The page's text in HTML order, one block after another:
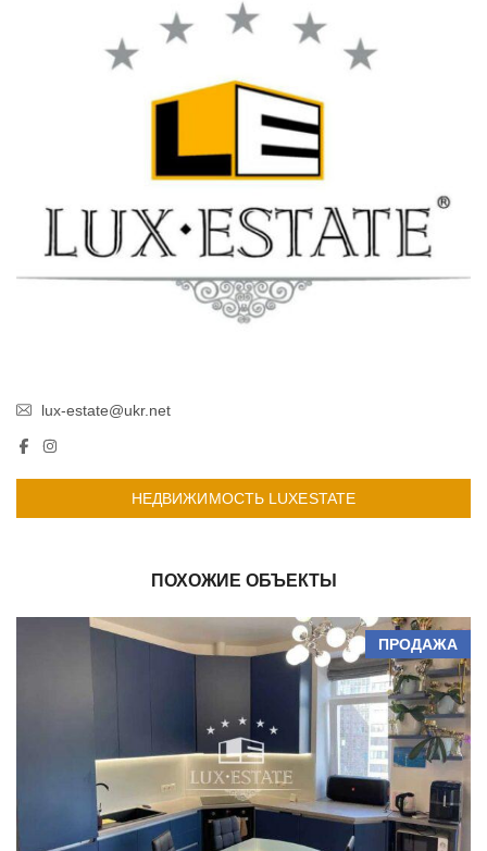
lux-estate@ukr.net
НЕДВИЖИМОСТЬ LUXESTATE
ПОХОЖИЕ ОБЪЕКТЫ
ПРОДАЖА